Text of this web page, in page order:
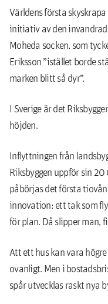
Världens första
initiativ av den
Moheda socken, som
Eriksson ”istället borde
marken blitt så dyr”.
I Sverige är det
höjden.
Inflyttningen från
Riksbyggen uppför sin
påbörjas det första
innovation: ett tak som
för plan. Då slipper man,
Att ett hus kan vara
ovanligt. Men i
spår utvecklas raskt nya